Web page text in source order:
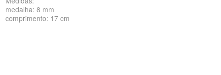
medalha: 8 mm
comprimento: 17 cm